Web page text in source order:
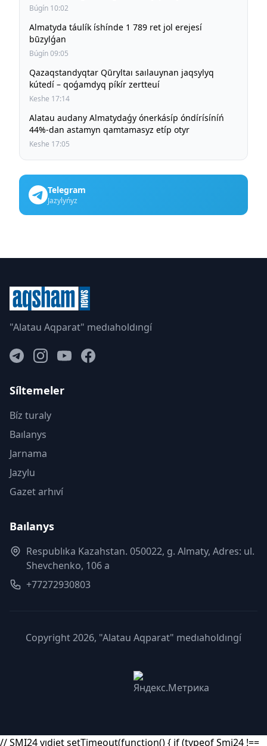
Búgín 10:02
Almatyda táulík íshínde 1 789 ret jol erejesí
būzylǵan
Búgín 09:05
Qazaqstandyqtar Qūryltaı saılauynan jaqsylyq
kútedí – qoǵamdyq píkír zertteuí
Keshe 17:14
Alatau audany Almatydaǵy ónerkásíp óndírísíníń
44%-dan astamyn qamtamasyz etíp otyr
Keshe 17:05
Telegram
Jazylyńyz
"Alatau Aqparat" medıaholdıngí
Síltemeler
Bíz turaly
Baılanys
Jarnama
Jazylu
Gazet arhıví
Baılanys
Respublıka Kazahstan. 050022, g. Almaty, Adres: ul.
Shevchenko, 106 a
+77272930803
Copyright 2026, "Alatau Aqparat" medıaholdıngí
// SMI24 vıdjet setTimeout(function() { if (typeof Smi24 !==